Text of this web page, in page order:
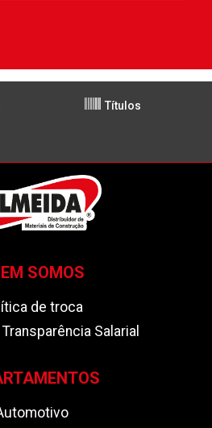
Títulos
SOMOS
de troca
Salarial